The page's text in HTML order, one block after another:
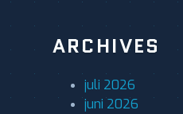
ARCHIVES
juli 2026
juni 2026